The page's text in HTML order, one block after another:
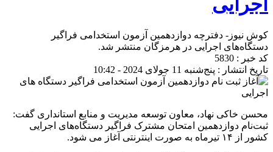
اجرایی
کوش نیوز- دفترچه دوازدهمین آزمون استخدامی فراگیر
دستگاه‌های اجرایی در هرمزگان منتشر شد.
کد خبر : 5830
تاریخ انتشار : پنج‌شنبه 11 جولای 2024 - 10:42
محسن خاکی نهاد، معاون توسعه مدیریت و منابع استانداری گفت:
ثبت‌نام دوازدهمین امتحان مشترک فراگیر دستگاه‌های اجرایی
کشور از ۱۴ تیرماه به صورت اینترنتی آغاز می شود.